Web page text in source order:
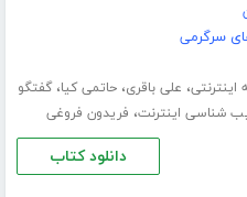
سرگرمی
اینترنتی، علی باقری،حاتمی کیا،گفتگو
شناسی اینترنت، فریدون فروغی
دانلود کتاب